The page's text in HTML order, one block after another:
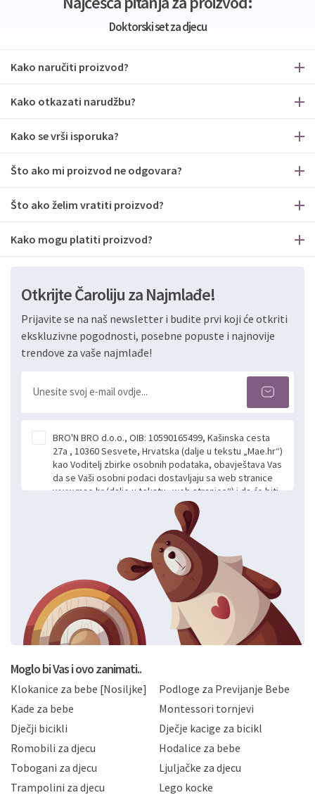
Doktorski set za djecu
Kako naručiti proizvod?
Kako otkazati narudžbu?
Kako se vrši isporuka?
Što ako mi proizvod ne odgovara?
Što ako želim vratiti proizvod?
Kako mogu platiti proizvod?
Otkrijte Čaroliju za Najmlađe!
Prijavite se na naš newsletter i budite prvi koji će otkriti
ekskluzivne pogodnosti, posebne popuste i najnovije
trendove za vaše najmlađe!
BRO'N BRO d.o.o., OIB: 10590165499, Kašinska cesta
27a , 10360 Sesvete, Hrvatska (dalje u tekstu „Mae.hr“)
kao Voditelj zbirke osobnih podataka, obavještava Vas
da se Vaši osobni podaci dostavljaju sa web stranice
www.mae.hr (dalje u tekstu „web stranice“) i da će biti
obrađeni. Prihvaćanjem ove Izjave smatra se da
slobodno i izričito dajete privolu za prikupljanje i daljnju
obradu Vaših osobnih podataka koje ustupate Mae.hr
putem ovih web stranica u svrhu odgovora i daljnje
komunikacije na Vaš upit poslan kroz kontakt obrazac.
Radi se o dobrovoljnom davanju podataka te ovu
Izjavu niste dužni prihvatiti odnosno niste dužni unositi
svoje osobne podatke u jednu od prijavnih
formi/obrazaca dostupnih na ovim web stranicama.
BRO'N BRO d.o.o. će s Vašim osobnim podacima
postupati sukladno Općoj uredbi o zaštiti podataka
privatnosti i kolačića koju možete pročitati ovdje i
Hrvatske, a uvijek uz primjenu odgovarajućih tehničkih i
sigurnosnih mjera zaštite osobnih podataka od
neovlaštenog pristupa, zlouporabe, otkrivanja,
gubitka ili uništenja. Mae.hr štiti privatnost svojih
korisnika i posjetitelja web stranica, čuva povjerljivost
Vaših osobnih podataka te omogućava pristup i
priopćavanje osobnih podataka samo onim svojim
zaposlenicima kojima su isti potrebni radi provedbe
Moglo bi Vas i ovo zanimati..
Klokanice za bebe [Nosiljke]
Podloge za Previjanje Bebe
Kade za bebe
Montessori tornjevi
Dječji bicikli
Dječje kacige za bicikl
Romobili za djecu
Hodalice za bebe
Tobogani za djecu
Ljuljačke za djecu
Trampolini za djecu
Lego kocke